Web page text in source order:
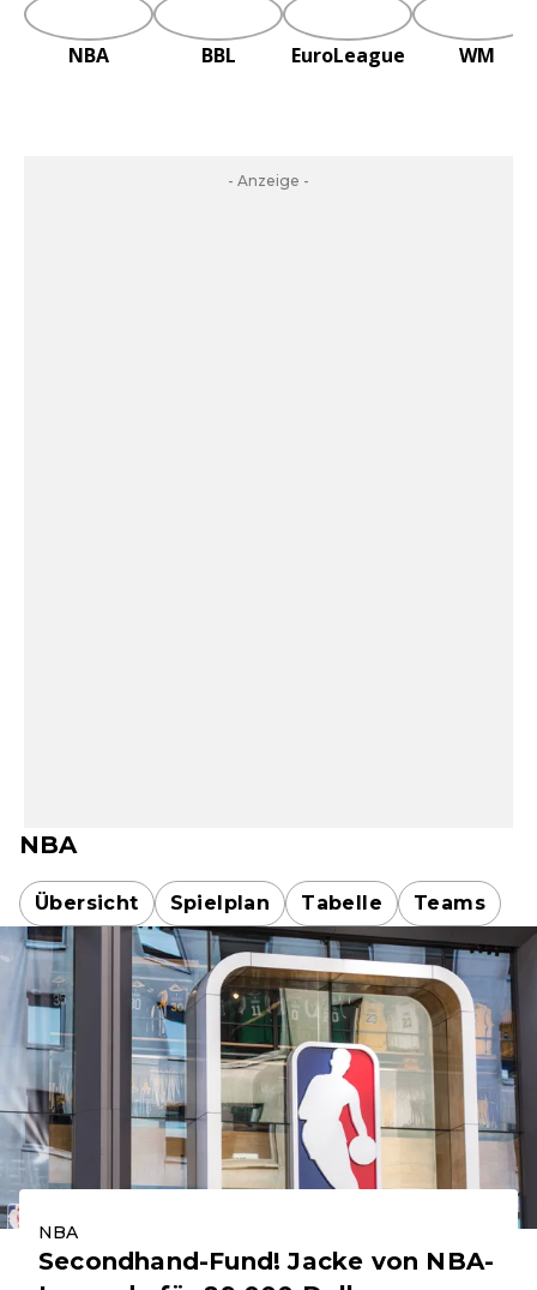
NBA BBL EuroLeague WM
- Anzeige -
NBA
Übersicht Spielplan Tabelle Teams
NBA
Secondhand-Fund! Jacke von NBA-